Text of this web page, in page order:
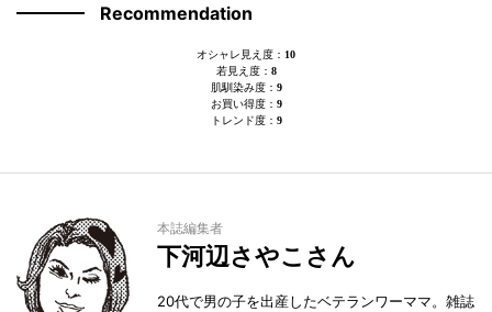
Recommendation
オシャレ見え度： 10
若見え度： 8
肌馴染み度： 9
お買い得度： 9
トレンド度： 9
本誌編集者
下河辺さやこさん
20代で男の子を出産したベテランワーママ。雑誌